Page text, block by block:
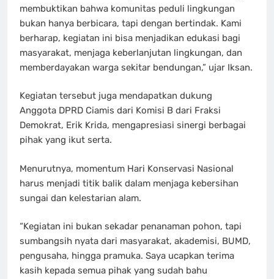
membuktikan bahwa komunitas peduli lingkungan
bukan hanya berbicara, tapi dengan bertindak. Kami
berharap, kegiatan ini bisa menjadikan edukasi bagi
masyarakat, menjaga keberlanjutan lingkungan, dan
memberdayakan warga sekitar bendungan,” ujar Iksan.
Kegiatan tersebut juga mendapatkan dukung
Anggota DPRD Ciamis dari Komisi B dari Fraksi
Demokrat, Erik Krida, mengapresiasi sinergi berbagai
pihak yang ikut serta.
Menurutnya, momentum Hari Konservasi Nasional
harus menjadi titik balik dalam menjaga kebersihan
sungai dan kelestarian alam.
“Kegiatan ini bukan sekadar penanaman pohon, tapi
sumbangsih nyata dari masyarakat, akademisi, BUMD,
pengusaha, hingga pramuka. Saya ucapkan terima
kasih kepada semua pihak yang sudah bahu